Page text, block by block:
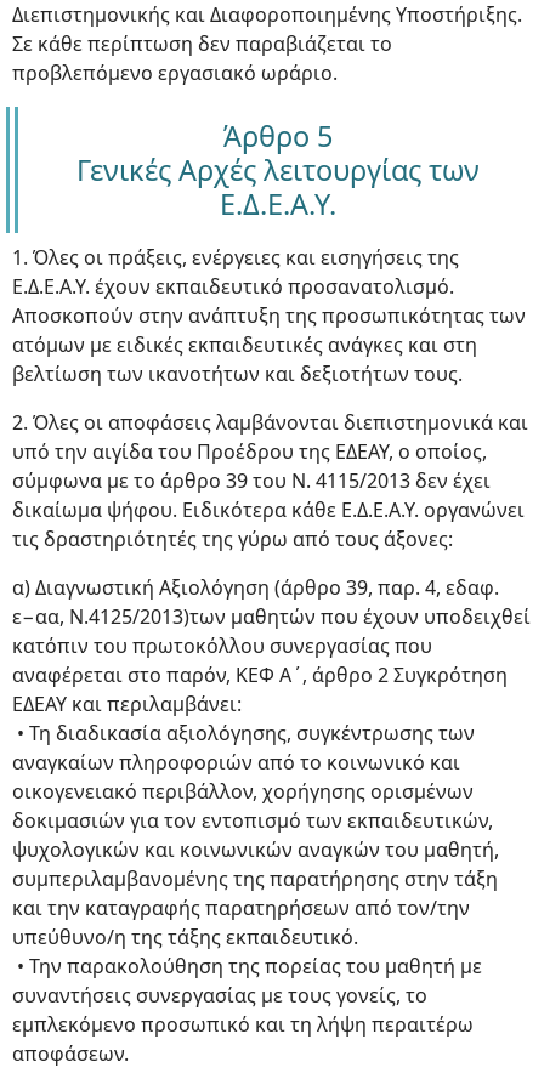
Διεπιστημονικής και Διαφοροποιημένης Υποστήριξης.
Σε κάθε περίπτωση δεν παραβιάζεται το
προβλεπόμενο εργασιακό ωράριο.
Άρθρο 5
Γενικές Αρχές λειτουργίας των
Ε.Δ.Ε.Α.Υ.
1. Όλες οι πράξεις, ενέργειες και εισηγήσεις της
Ε.Δ.Ε.Α.Υ. έχουν εκπαιδευτικό προσανατολισμό.
Αποσκοπούν στην ανάπτυξη της προσωπικότητας των
ατόμων με ειδικές εκπαιδευτικές ανάγκες και στη
βελτίωση των ικανοτήτων και δεξιοτήτων τους.
2. Όλες οι αποφάσεις λαμβάνονται διεπιστημονικά και
υπό την αιγίδα του Προέδρου της ΕΔΕΑΥ, ο οποίος,
σύμφωνα με το άρθρο 39 του Ν. 4115/2013 δεν έχει
δικαίωμα ψήφου. Ειδικότερα κάθε Ε.Δ.Ε.Α.Υ. οργανώνει
τις δραστηριότητές της γύρω από τους άξονες:
α) Διαγνωστική Αξιολόγηση (άρθρο 39, παρ. 4, εδαφ.
ε−αα, Ν.4125/2013)των μαθητών που έχουν υποδειχθεί
κατόπιν του πρωτοκόλλου συνεργασίας που
αναφέρεται στο παρόν, ΚΕΦ Α΄, άρθρο 2 Συγκρότηση
ΕΔΕΑΥ και περιλαμβάνει:
• Τη διαδικασία αξιολόγησης, συγκέντρωσης των
αναγκαίων πληροφοριών από το κοινωνικό και
οικογενειακό περιβάλλον, χορήγησης ορισμένων
δοκιμασιών για τον εντοπισμό των εκπαιδευτικών,
ψυχολογικών και κοινωνικών αναγκών του μαθητή,
συμπεριλαμβανομένης της παρατήρησης στην τάξη
και την καταγραφής παρατηρήσεων από τον/την
υπεύθυνο/η της τάξης εκπαιδευτικό.
• Την παρακολούθηση της πορείας του μαθητή με
συναντήσεις συνεργασίας με τους γονείς, το
εμπλεκόμενο προσωπικό και τη λήψη περαιτέρω
αποφάσεων.